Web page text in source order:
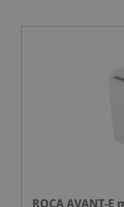
ROCA AVANT-